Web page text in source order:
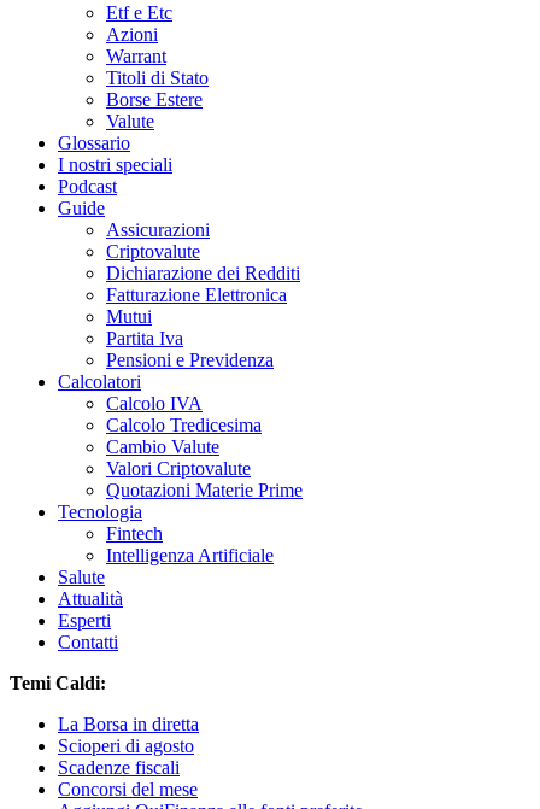
Etf e Etc
Azioni
Warrant
Titoli di Stato
Borse Estere
Valute
Glossario
I nostri speciali
Podcast
Guide
Assicurazioni
Criptovalute
Dichiarazione dei Redditi
Fatturazione Elettronica
Mutui
Partita Iva
Pensioni e Previdenza
Calcolatori
Calcolo IVA
Calcolo Tredicesima
Cambio Valute
Valori Criptovalute
Quotazioni Materie Prime
Tecnologia
Fintech
Intelligenza Artificiale
Salute
Attualità
Esperti
Contatti
Temi Caldi:
La Borsa in diretta
Scioperi di agosto
Scadenze fiscali
Concorsi del mese